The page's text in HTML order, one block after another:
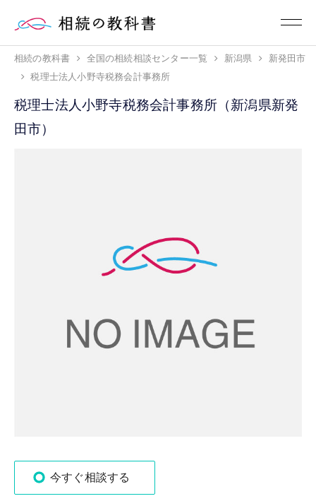
相続の教科書 全国の相続相談センター一覧 新潟県
新発田市
税理士法人小野寺税務会計事務所
税理士法人小野寺税務会計事務所（新潟県新発
田市）
今すぐ相談する